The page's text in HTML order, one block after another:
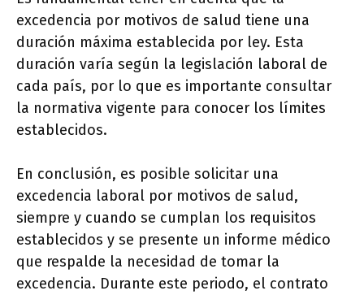
excedencia por motivos de salud tiene una
duración máxima establecida por ley. Esta
duración varía según la legislación laboral de
cada país, por lo que es importante consultar
la normativa vigente para conocer los límites
establecidos.
En conclusión, es posible solicitar una
excedencia laboral por motivos de salud,
siempre y cuando se cumplan los requisitos
establecidos y se presente un informe médico
que respalde la necesidad de tomar la
excedencia. Durante este periodo, el contrato